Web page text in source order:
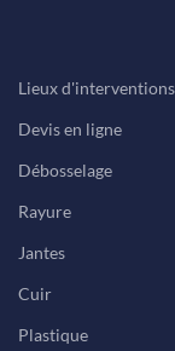
Lieux d'interventions
Devis en ligne
Débosselage
Rayure
Jantes
Cuir
Plastique